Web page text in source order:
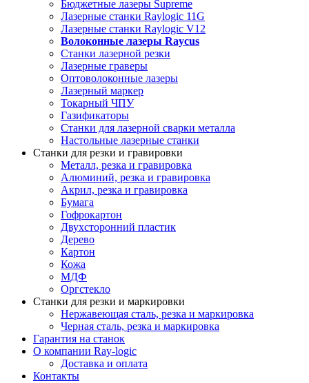
Бюджетные лазеры Supreme
Лазерные станки Raylogic 11G
Лазерные станки Raylogic V12
Волоконные лазеры Raycus
Станки лазерной резки
Лазерные граверы
Оптоволоконные лазеры
Лазерный маркер
Токарный ЧПУ
Газификаторы
Cтанки для лазерной сварки металла
Настольные лазерные станки
Станки для резки и гравировки
Металл, резка и гравировка
Алюминий, резка и гравировка
Акрил, резка и гравировка
Бумага
Гофрокартон
Двухсторонний пластик
Дерево
Картон
Кожа
МДФ
Оргстекло
Станки для резки и маркировки
Нержавеющая сталь, резка и маркировка
Черная сталь, резка и маркировка
Гарантия на станок
О компании Ray-logic
Доставка и оплата
Контакты